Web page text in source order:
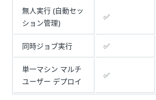
無人実行 (自動セッ
ション管理)
✅
同時ジョブ実行 ✅
単一マシン マルチ
ユーザー デプロイ
✅